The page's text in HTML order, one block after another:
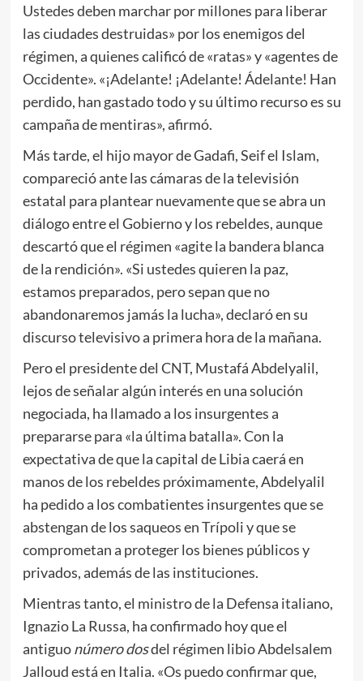
Ustedes deben marchar por millones para liberar
las ciudades destruidas» por los enemigos del
régimen, a quienes calificó de «ratas» y «agentes de
Occidente». «¡Adelante! ¡Adelante! Ádelante! Han
perdido, han gastado todo y su último recurso es su
campaña de mentiras», afirmó.
Más tarde, el hijo mayor de Gadafi, Seif el Islam,
compareció ante las cámaras de la televisión
estatal para plantear nuevamente que se abra un
diálogo entre el Gobierno y los rebeldes, aunque
descartó que el régimen «agite la bandera blanca
de la rendición». «Si ustedes quieren la paz,
estamos preparados, pero sepan que no
abandonaremos jamás la lucha», declaró en su
discurso televisivo a primera hora de la mañana.
Pero el presidente del CNT, Mustafá Abdelyalil,
lejos de señalar algún interés en una solución
negociada, ha llamado a los insurgentes a
prepararse para «la última batalla». Con la
expectativa de que la capital de Libia caerá en
manos de los rebeldes próximamente, Abdelyalil
ha pedido a los combatientes insurgentes que se
abstengan de los saqueos en Trípoli y que se
comprometan a proteger los bienes públicos y
privados, además de las instituciones.
Mientras tanto, el ministro de la Defensa italiano,
Ignazio La Russa, ha confirmado hoy que el
antiguonúmero dosdel régimen libio Abdelsalem
Jalloud está en Italia. «Os puedo confirmar que,